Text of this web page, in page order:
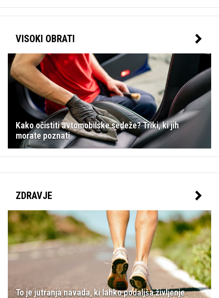
VISOKI OBRATI
Kako očistiti avtomobilske sedeže? Triki, ki jih
morate poznati
ZDRAVJE
To je jutranja navada, ki lahko podaljša življenje